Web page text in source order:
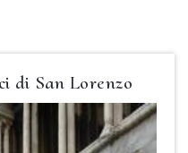
di San Lorenzo